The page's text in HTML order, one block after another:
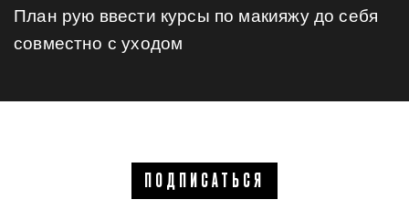
План рую ввести курсы по макияжу до себя
совместно с уходом
ПОДПИСАТЬСЯ